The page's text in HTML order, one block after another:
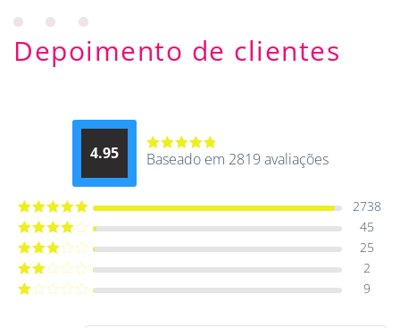
Depoimento de clientes
4.95
Avaliação
Baseado em 2819 avaliações
Avaliação5
2738
Avaliação
45
Avaliação
25
Avaliação
2
9